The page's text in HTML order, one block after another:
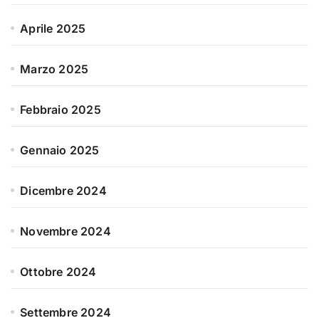
Aprile 2025
Marzo 2025
Febbraio 2025
Gennaio 2025
Dicembre 2024
Novembre 2024
Ottobre 2024
Settembre 2024